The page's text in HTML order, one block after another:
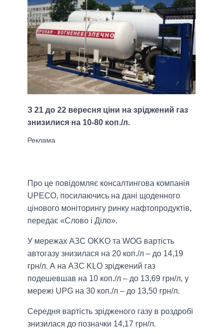
З 21 до 22 вересня ціни на зріджений газ
знизилися на 10-80 коп./л.
Про це повідомляє консалтингова компанія
UPECO, посилаючись на дані щоденного
цінового моніторингу ринку нафтопродуктів,
передає «Слово і Діло».
У мережах АЗС OKKO та WOG вартість
автогазу знизилася на 20 коп./л – до 14,19
грн/л. А на АЗС KLO зріджений газ
подешевшав на 10 коп./л – до 13,69 грн/л, у
мережі UPG на 30 коп./л – до 13,50 грн/л.
Середня вартість зрідженого газу в роздробі
знизилася до позначки 14,17 грн/л.